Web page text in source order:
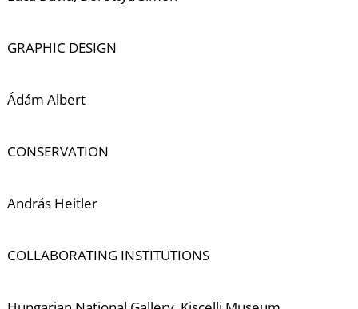
GRAPHIC DESIGN
Ádám Albert
CONSERVATION
András Heitler
COLLABORATING INSTITUTIONS